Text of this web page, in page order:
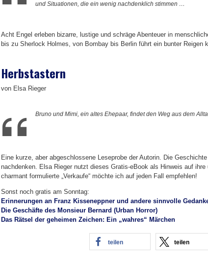
und Situationen, die ein wenig nachdenklich stimmen …
Acht Engel erleben bizarre, lustige und schräge Abenteuer in
bis zu Sherlock Holmes, von Bombay bis Berlin führt ein bunter Reigen
Herbstastern
von Elsa Rieger
Bruno und Mimi, ein altes Ehepaar, findet den Weg aus dem
Eine kurze, aber abgeschlossene Leseprobe der Autorin. Die
nachdenken. Elsa Rieger nutzt dieses Gratis-eBook als Hinweis auf
charmant formulierte „Verkaufe“ möchte ich auf jeden Fall empfehlen!
Sonst noch gratis am Sonntag:
Erinnerungen an Franz Kisseneppner und andere sinnvolle
Die Geschäfte des Monsieur Bernard (Urban Horror)
Das Rätsel der geheimen Zeichen: Ein „wahres“ Märchen
teilen teilen